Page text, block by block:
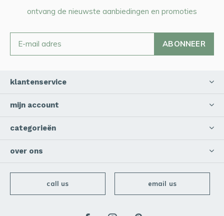
ontvang de nieuwste aanbiedingen en promoties
ABONNEER
klantenservice
mijn account
categorieën
over ons
call us email us